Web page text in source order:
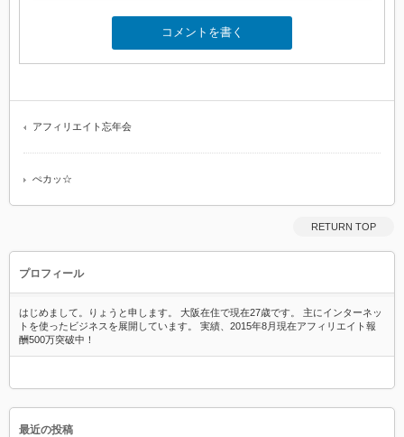
アフィリエイト忘年会
ぺカッ☆
RETURN TOP
プロフィール
はじめまして。りょうと申します。 大阪在住で現在27歳です。 主にインターネッ
トを使ったビジネスを展開しています。 実績、2015年8月現在アフィリエイト報
酬500万突破中！
最近の投稿